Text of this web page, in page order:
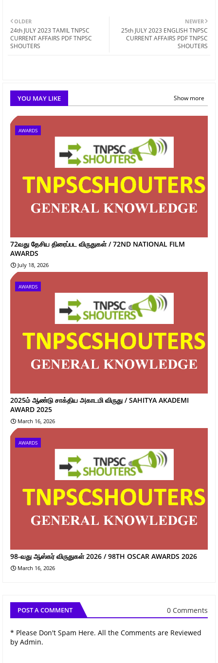
NEWER
25th JULY 2023 ENGLISH TNPSC
CURRENT AFFAIRS PDF TNPSC
SHOUTERS
OLDER
24th JULY 2023 TAMIL TNPSC
CURRENT AFFAIRS PDF TNPSC
SHOUTERS
YOU MAY LIKE Show more
AWARDS
72வது தேசிய திரைப்பட விருதுகள் / 72ND NATIONAL FILM
AWARDS
July 18, 2026
AWARDS
2025ம் ஆண்டு சாக்திய அகாடமி விருது / SAHITYA AKADEMI
AWARD 2025
March 16, 2026
AWARDS
98-வது ஆஸ்கர் விருதுகள் 2026 / 98TH OSCAR AWARDS 2026
March 16, 2026
POST A COMMENT 0 Comments
* Please Don't Spam Here. All the Comments are Reviewed
by Admin.